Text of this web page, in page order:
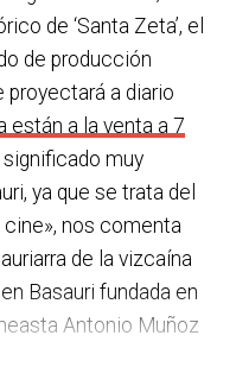
diurna y viviendas
municipal ha
sobre
. ¿Cómo
gobierno esta
a la
son graves y
irregularidades
así como
reuniones del
trabajadores
los hechos a la
inicialmente
de actitud, la parte
adoptadas ante las
han sido meramente
en
reales ni
exposición.
de ‘Santa Zeta’, el
de producción
a diario
están a la venta a 7
muy
ya que se trata del
nos comenta
de la vizcaína
Basauri fundada en
Antonio Muñoz